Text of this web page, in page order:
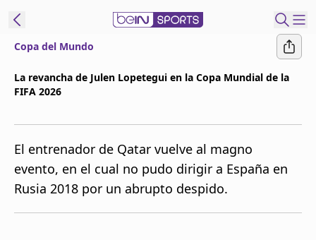
beIN XTRA
Copa del Mundo
La revancha de Julen Lopetegui en la Copa Mundial de la
FIFA 2026
El entrenador de Qatar vuelve al magno
evento, en el cual no pudo dirigir a España en
Rusia 2018 por un abrupto despido.